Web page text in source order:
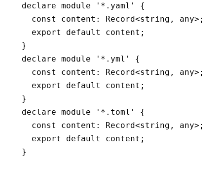
declare module '*.yaml'
{
  const
content : Record<string , any>;
  export
default
content;
}
declare module '*.yml'
{
  const
content : Record<string , any>;
  export
default
content;
}
declare module '*.toml'
{
  const
content : Record<string , any>;
  export
default
content;
}